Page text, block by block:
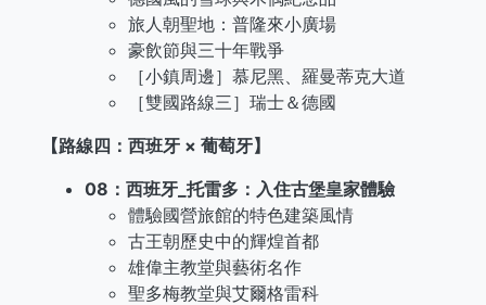
旅人朝聖地：普隆來小廣場
豪飲節與三十年戰爭
［小鎮周邊］慕尼黑、羅曼蒂克大道
［雙國路線三］瑞士＆德國
【路線四：西班牙 × 葡萄牙】
08：西班牙_托雷多：入住古堡皇家體驗
體驗國營旅館的特色建築風情
古王朝歷史中的輝煌首都
雄偉主教堂與藝術名作
聖多梅教堂與艾爾格雷科